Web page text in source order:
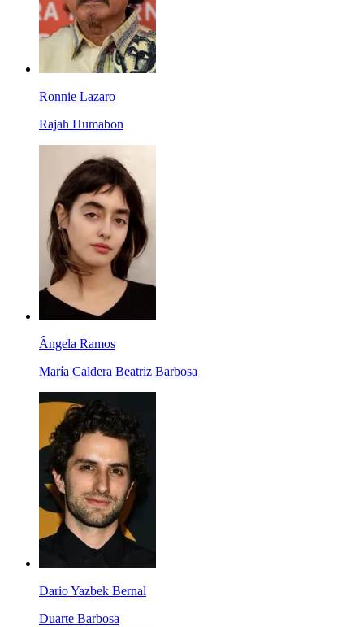
Ronnie Lazaro
Rajah Humabon
Ângela Ramos
María Caldera Beatriz Barbosa
Dario Yazbek Bernal
Duarte Barbosa